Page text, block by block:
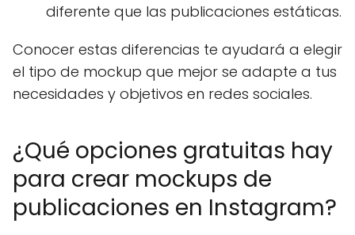
diferente que las publicaciones estáticas.
Conocer estas diferencias te ayudará a elegir
el tipo de mockup que mejor se adapte a tus
necesidades y objetivos en redes sociales.
¿Qué opciones gratuitas hay
para crear mockups de
publicaciones en Instagram?